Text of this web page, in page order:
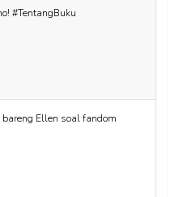
#TentangBuku
Ellen soal fandom